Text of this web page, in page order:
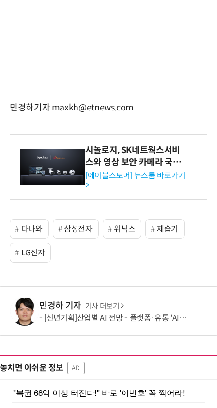
민경하기자 maxkh@etnews.com
시놀로지, SK네트웍스서비
스와 영상 보안 카메라 국내
독점 판매 파트너십 체결
[에이블스토어] 뉴스룸 바로가기
>
다나와 삼성전자 위닉스 제습기
LG전자
민경하 기자 기사 더보기
[신년기획]산업별 AI 전망 - 플랫폼·유통 'AI 에이전트 시대' 개막
놓치면 아쉬운 정보 AD